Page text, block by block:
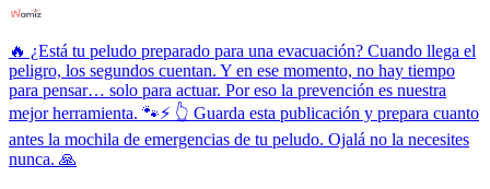
🔥 ¿Está tu peludo preparado para una evacuación? Cuando llega el
peligro, los segundos cuentan. Y en ese momento, no hay tiempo
para pensar… solo para actuar. Por eso la prevención es nuestra
mejor herramienta. 🐾⚡ 👆 Guarda esta publicación y prepara cuanto
antes la mochila de emergencias de tu peludo. Ojalá no la necesites
nunca. 🙏